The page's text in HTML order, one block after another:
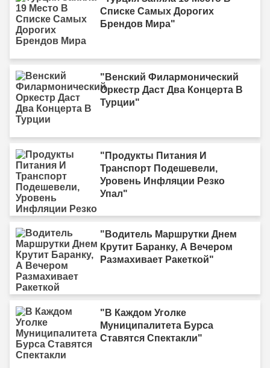
Списке Самых Дорогих
Брендов Мира"
"Венский Филармонический
Оркестр Даст Два Концерта В
Турции"
"Продукты Питания И
Транспорт Подешевели,
Уровень Инфляции Резко
Упал"
"Водитель Маршрутки Днем
Крутит Баранку, А Вечером
Размахивает Ракеткой"
"В Каждом Уголке
Муниципалитета Бурса
Ставятся Спектакли"